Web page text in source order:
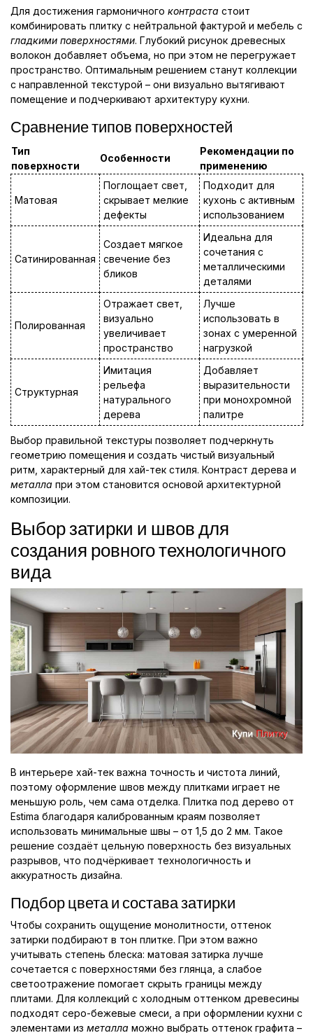
Для достижения гармоничного контраста стоит
комбинировать плитку с нейтральной фактурой и мебель с
гладкими поверхностями. Глубокий рисунок древесных
волокон добавляет объема, но при этом не перегружает
пространство. Оптимальным решением станут коллекции
с направленной текстурой – они визуально вытягивают
помещение и подчеркивают архитектуру кухни.
Сравнение типов поверхностей
Тип
поверхности
Особенности
Рекомендации по
применению
Матовая
Поглощает свет,
скрывает мелкие
дефекты
Подходит для
кухонь с активным
использованием
Сатинированная
Создает мягкое
свечение без
бликов
Идеальна для
сочетания с
металлическими
деталями
Полированная
Отражает свет,
визуально
увеличивает
пространство
Лучше
использовать в
зонах с умеренной
нагрузкой
Структурная
Имитация
рельефа
натурального
дерева
Добавляет
выразительности
при монохромной
палитре
Выбор правильной текстуры позволяет подчеркнуть
геометрию помещения и создать чистый визуальный
ритм, характерный для хай-тек стиля. Контраст дерева и
металла при этом становится основой архитектурной
композиции.
Выбор затирки и швов для
создания ровного технологичного
вида
В интерьере хай-тек важна точность и чистота линий,
поэтому оформление швов между плитками играет не
меньшую роль, чем сама отделка. Плитка под дерево от
Estima благодаря калиброванным краям позволяет
использовать минимальные швы – от 1,5 до 2 мм. Такое
решение создаёт цельную поверхность без визуальных
разрывов, что подчёркивает технологичность и
аккуратность дизайна.
Подбор цвета и состава затирки
Чтобы сохранить ощущение монолитности, оттенок
затирки подбирают в тон плитке. При этом важно
учитывать степень блеска: матовая затирка лучше
сочетается с поверхностями без глянца, а слабое
светоотражение помогает скрыть границы между
плитами. Для коллекций с холодным оттенком древесины
подходят серо-бежевые смеси, а при оформлении кухни с
элементами из металла можно выбрать оттенок графита –